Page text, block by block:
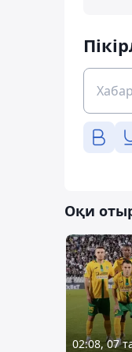
Оқи
02:08, 07